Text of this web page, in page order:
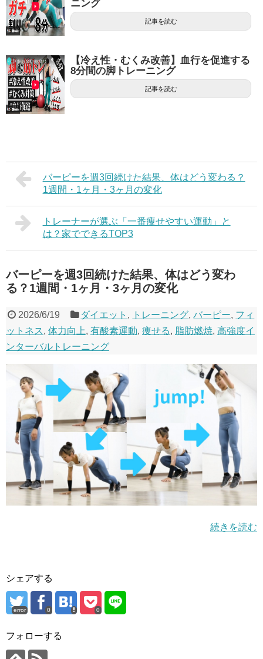
ニング
記事を読む
【冷え性・むくみ改善】血行を促進する
8分間の脚トレーニング
記事を読む
バーピーを週3回続けた結果、体はどう変わる？
1週間・1ヶ月・3ヶ月の変化
トレーナーが選ぶ「一番痩せやすい運動」と
は？家でできるTOP3
バーピーを週3回続けた結果、体はどう変わ
る？1週間・1ヶ月・3ヶ月の変化
2026/6/19 ダイエット , トレーニング,バーピー, フィ
ットネス, 体力向上, 有酸素運動, 痩せる, 脂肪燃焼, 高強度イ
ンターバルトレーニング
続きを読む
シェアする
error 0 0
フォローする